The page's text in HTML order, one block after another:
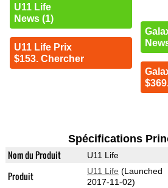
U11 Life
News (1)
U11 Life Prix
$153. Chercher
Spécifications
Nom du Produit U11 Life
Produit U11 Life (Launched
2017-11-02)